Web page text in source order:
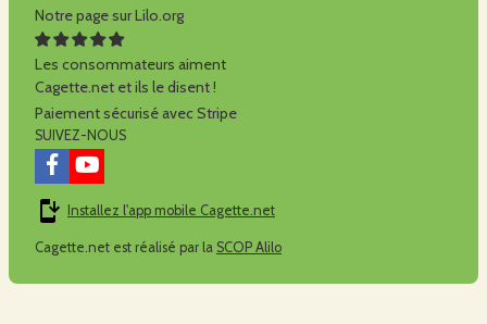
Notre page sur Lilo.org
Les consommateurs aiment
Cagette.net et ils le disent !
Paiement sécurisé avec Stripe
SUIVEZ-NOUS
Installez l'app mobile Cagette.net
Cagette.net est réalisé par la SCOP Alilo